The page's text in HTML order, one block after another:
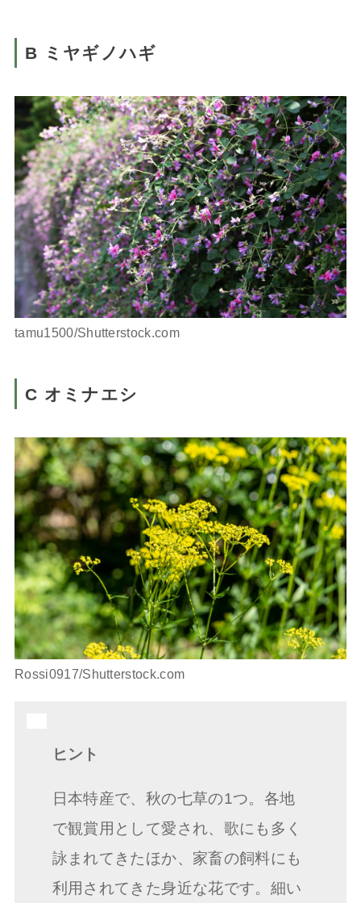
B ミヤギノハギ
tamu1500/Shutterstock.com
C オミナエシ
Rossi0917/Shutterstock.com
ヒント
日本特産で、秋の七草の1つ。各地
で観賞用として愛され、歌にも多く
詠まれてきたほか、家畜の飼料にも
利用されてきた身近な花です。細い